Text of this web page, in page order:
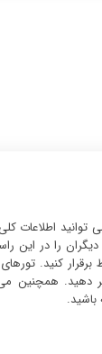
اطلاعات
را در این
کنید.
دهید. همچنین
باشید.